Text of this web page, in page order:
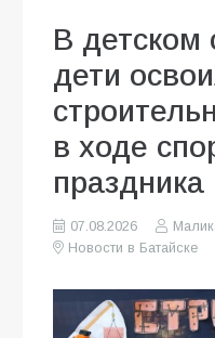
В
дети
в ходе
праздника
07.08.2026
Новости в Батайске